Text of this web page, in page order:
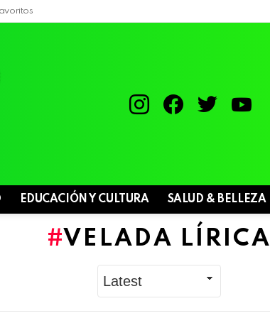
EDUCACIÓN Y CULTURA SALUD & BELLEZA
VELADA LÍRICA